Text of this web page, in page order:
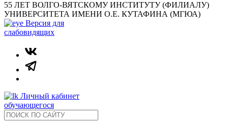
55 ЛЕТ ВОЛГО-ВЯТСКОМУ ИНСТИТУТУ (ФИЛИАЛУ)
УНИВЕРСИТЕТА ИМЕНИ О.Е. КУТАФИНА (МГЮА)
Версия для
слабовидящих
Личный кабинет
обучающегося